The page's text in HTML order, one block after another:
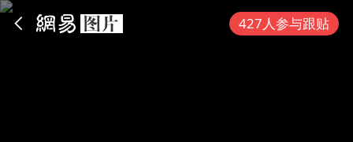
427人参与跟贴
App内打开